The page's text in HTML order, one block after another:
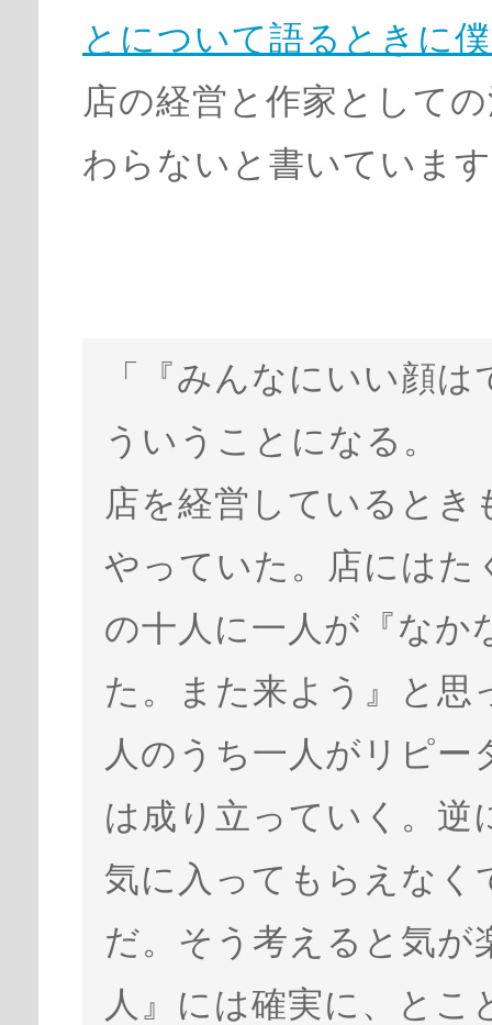
とについて語るときに
店の経営と作家として
わらないと書いていま
「『みんなにいい顔
ういうことになる。
店を経営していると
やっていた。店にはた
の十人に一人が『なか
た。また来よう』と
人のうち一人がリピ
は成り立っていく。逆
気に入ってもらえな
だ。そう考えると気が
人』には確実に、と